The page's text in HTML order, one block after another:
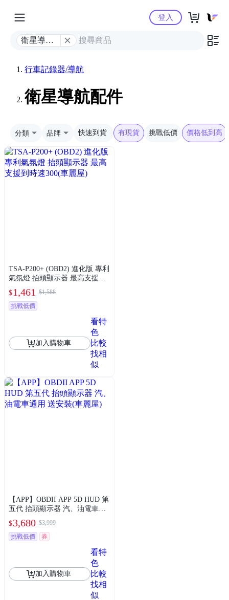
Yahoo購物中心
衛星導航
登入
行車記錄器/導航
衛星導航配件
分類 品牌 快速到貨 有現貨 挑戰低價 價格低到高
TSA-P200+ (OBD2) 進化版 專利
氣氛燈 抬頭顯示器 最高支援到
$1,461
$1,588
挑戰低價
加入購物車
看特
色
比較
找相
似
【APP】OBDII APP 5D HUD 第
五代 抬頭顯示器 汽、油電車通
$3,680 $3,999
挑戰低價
券
加入購物車
看特
色
比較
找相
似